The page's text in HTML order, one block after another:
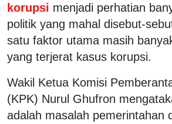
korupsi menjadi perhatian
politik yang mahal disebut-
satu faktor utama masih
yang terjerat kasus korupsi.
Wakil Ketua Komisi
(KPK) Nurul Ghufron
adalah masalah pemerintahan